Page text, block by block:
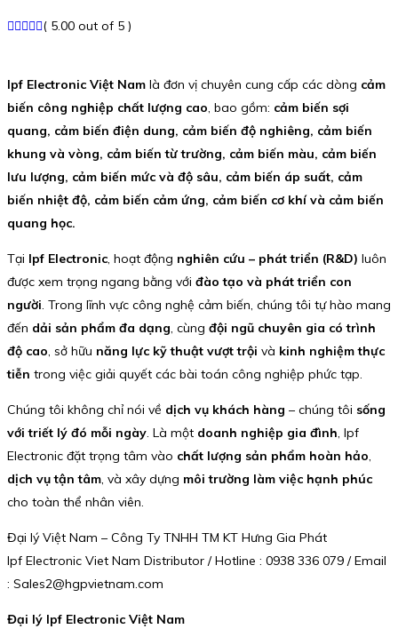
( 5.00 out of 5 )
Ipf Electronic Việt Nam là đơn vị chuyên cung cấp các dòng cảm
biến công nghiệp chất lượng cao, bao gồm: cảm biến sợi
quang, cảm biến điện dung, cảm biến độ nghiêng, cảm biến
khung và vòng, cảm biến từ trường, cảm biến màu, cảm biến
lưu lượng, cảm biến mức và độ sâu, cảm biến áp suất, cảm
biến nhiệt độ, cảm biến cảm ứng, cảm biến cơ khí và cảm biến
quang học.
Tại Ipf Electronic, hoạt động nghiên cứu – phát triển (R&D) luôn
được xem trọng ngang bằng với đào tạo và phát triển con
người. Trong lĩnh vực công nghệ cảm biến, chúng tôi tự hào mang
đến dải sản phẩm đa dạng, cùng đội ngũ chuyên gia có trình
độ cao, sở hữu năng lực kỹ thuật vượt trội và kinh nghiệm thực
tiễn trong việc giải quyết các bài toán công nghiệp phức tạp.
Chúng tôi không chỉ nói về dịch vụ khách hàng – chúng tôi sống
với triết lý đó mỗi ngày. Là một doanh nghiệp gia đình, Ipf
Electronic đặt trọng tâm vào chất lượng sản phẩm hoàn hảo,
dịch vụ tận tâm, và xây dựng môi trường làm việc hạnh phúc
cho toàn thể nhân viên.
Đại lý Việt Nam – Công Ty TNHH TM KT Hưng Gia Phát
Ipf Electronic Viet Nam Distributor / Hotline : 0938 336 079 / Email
: Sales2@hgpvietnam.com
Đại lý Ipf Electronic Việt Nam